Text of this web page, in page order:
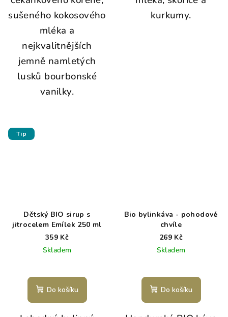
sušeného kokosového
mléka a
nejkvalitnějších
jemně namletých
lusků bourbonské
vanilky.
kurkumy.
Tip
Dětský BIO sirup s
jitrocelem Emílek 250 ml
359 Kč
Skladem
Do košíku
Bio bylinkáva - pohodové
chvíle
269 Kč
Skladem
Do košíku